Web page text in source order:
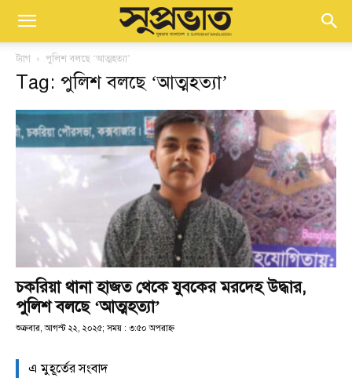
ট্যাগ পুলিশ বলছে ‘আত্মহত্যা’
Tag: পুলিশ বলছে ‘আত্মহত্যা’
চকরিয়া থানা হাজত থেকে যুবকের মরদেহ উদ্ধার,
পুলিশ বলছে ‘আত্মহত্যা’
শুক্রবার, আগস্ট ২২, ২০২৫; সময় : ৩:৫০ অপরাহ্ণ
এ মুহূর্তের সংবাদ